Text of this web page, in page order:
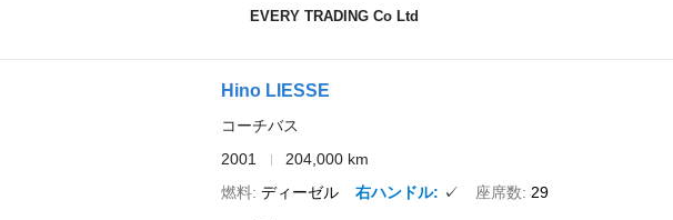
EVERY TRADING Co Ltd
Hino LIESSE
コーチバス
2001
204,000 km
燃料 ディーゼル 右ハンドル ✓ 座席数 29